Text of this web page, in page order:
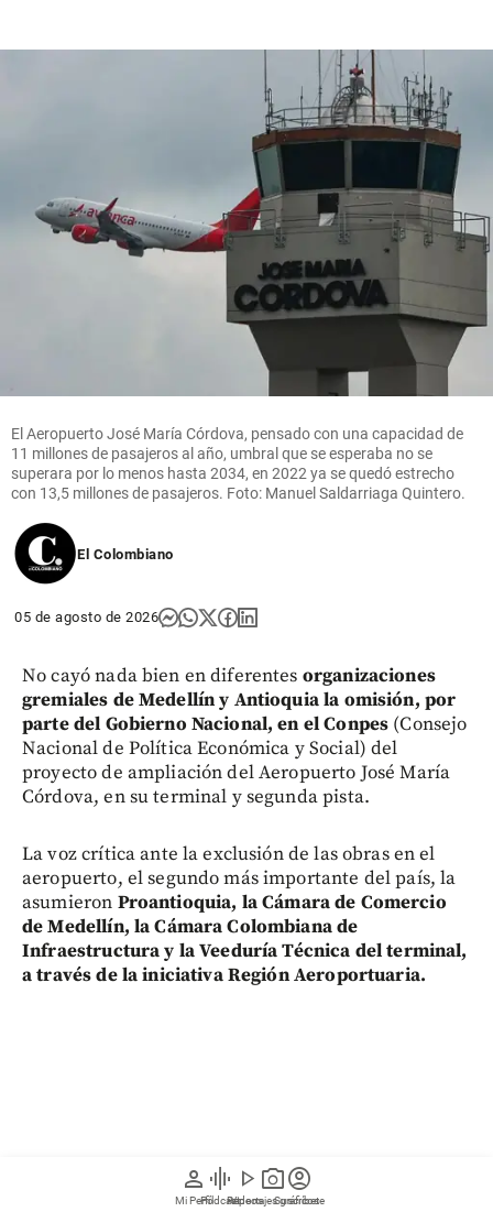
person
Mi Perfil
graphic_eq
Pódcast
play_arrow
Videos
photo_camera
Reportajes gráficos
account_circle
Suscríbete
El Aeropuerto José María Córdova, pensado con una capacidad de
11 millones de pasajeros al año, umbral que se esperaba no se
superara por lo menos hasta 2034, en 2022 ya se quedó estrecho
con 13,5 millones de pasajeros. Foto: Manuel Saldarriaga Quintero.
El Colombiano
05 de agosto de 2026
No cayó nada bien en diferentes organizaciones
gremiales de Medellín y Antioquia la omisión, por
parte del Gobierno Nacional, en el Conpes (Consejo
Nacional de Política Económica y Social) del
proyecto de ampliación del Aeropuerto José María
Córdova, en su terminal y segunda pista.
La voz crítica ante la exclusión de las obras en el
aeropuerto, el segundo más importante del país, la
asumieron Proantioquia, la Cámara de Comercio
de Medellín, la Cámara Colombiana de
Infraestructura y la Veeduría Técnica del terminal,
a través de la iniciativa Región Aeroportuaria.